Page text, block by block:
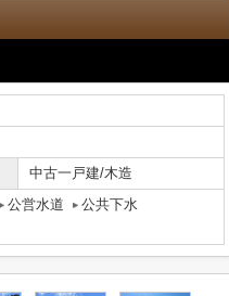
中古一戸建/木造
公営水道
公共下水